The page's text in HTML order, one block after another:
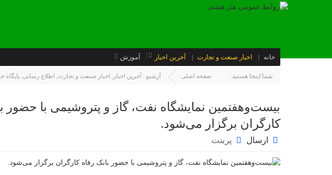
خانه اخبار صنعت و تجارت آخرین اخبار آموزش
شما اینجا هستید : صفحه اصلی آرشیو : آخرین اخبار , اخبار صنعت و تجارت, اطلاع رسانی,
بیست‌وهفتمین نمایشگاه نفت، گاز و پتروشیمی با حضور
کارگران برگزار می‌شود.
ارسال پرینت